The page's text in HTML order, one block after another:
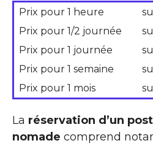
Prix pour 1 heure
Prix pour 1/2 journée
Prix pour 1 journée
Prix pour 1 semaine
Prix pour 1 mois
La réservation d’un
nomade comprend